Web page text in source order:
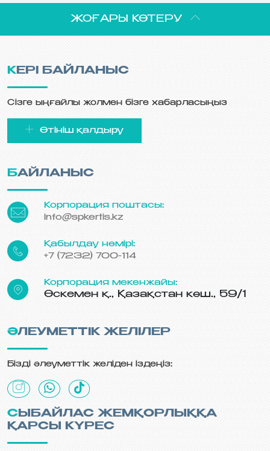
ЖОҒАРЫ КӨТЕРУ
КЕРІ БАЙЛАНЫС
Сізге ыңғайлы жолмен бізге хабарласыңыз
Өтініш қалдыру
БАЙЛАНЫС
Корпорация поштасы:
info@spkertis.kz
Қабылдау нөмірі:
+7 (7232) 700-114
Корпорация мекенжайы:
Өскемен қ., Қазақстан көш., 59/1
ӘЛЕУМЕТТІК ЖЕЛІЛЕР
Бізді әлеуметтік желіден іздеңіз:
СЫБАЙЛАС ЖЕМҚОРЛЫҚҚА
ҚАРСЫ КҮРЕС